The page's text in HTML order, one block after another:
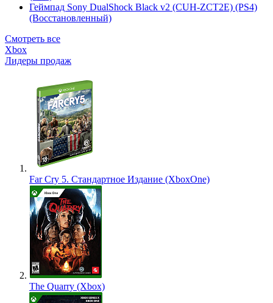
Геймпад Sony DualShock Black v2 (CUH-ZCT2E) (PS4)
(Восстановленный)
Смотреть все
Xbox
Лидеры продаж
Far Cry 5. Стандартное Издание (XboxOne)
The Quarry (Xbox)